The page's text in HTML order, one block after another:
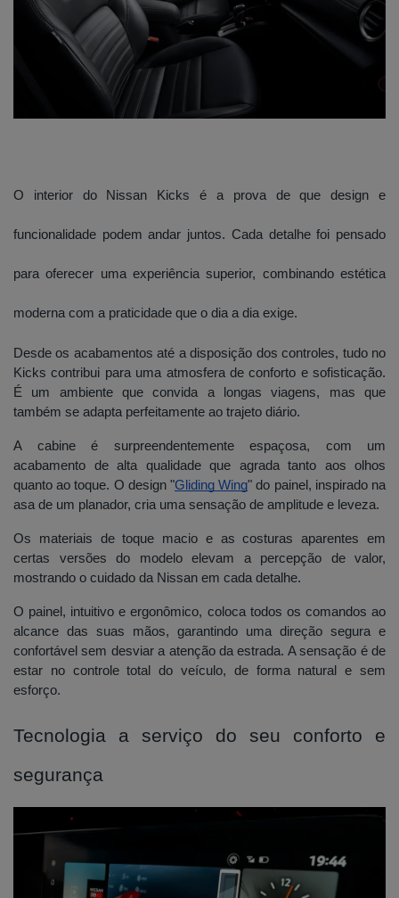
O interior do Nissan Kicks é a prova de que design e
funcionalidade podem andar juntos. Cada detalhe foi pensado
para oferecer uma experiência superior, combinando estética
moderna com a praticidade que o dia a dia exige.
Desde os acabamentos até a disposição dos controles, tudo no
Kicks contribui para uma atmosfera de conforto e sofisticação.
É um ambiente que convida a longas viagens, mas que
também se adapta perfeitamente ao trajeto diário.
A cabine é surpreendentemente espaçosa, com um
acabamento de alta qualidade que agrada tanto aos olhos
quanto ao toque. O design "Gliding Wing" do painel, inspirado na
asa de um planador, cria uma sensação de amplitude e leveza.
Os materiais de toque macio e as costuras aparentes em
certas versões do modelo elevam a percepção de valor,
mostrando o cuidado da Nissan em cada detalhe.
O painel, intuitivo e ergonômico, coloca todos os comandos ao
alcance das suas mãos, garantindo uma direção segura e
confortável sem desviar a atenção da estrada. A sensação é de
estar no controle total do veículo, de forma natural e sem
esforço.
Tecnologia a serviço do seu conforto e
segurança